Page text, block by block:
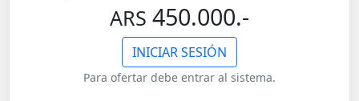
ARS 450.000.-
INICIAR SESIÓN
Para ofertar debe entrar al sistema.